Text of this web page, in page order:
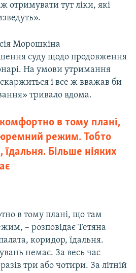
отримувати тут ліки, які
Морошкіна
суду щодо продовження
На умови утримання
і все ж вважав би
тривало вдома.
в тому плані,
режим. Тобто
Більше ніяких
в тому плані, що там
– розповідає Тетяна
коридор, їдальня.
немає. За весь час
три або чотири. За літній